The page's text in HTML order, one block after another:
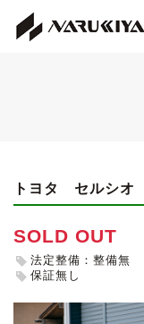
トヨタ セルシオ
SOLD OUT
法定整備：整備無
保証無し